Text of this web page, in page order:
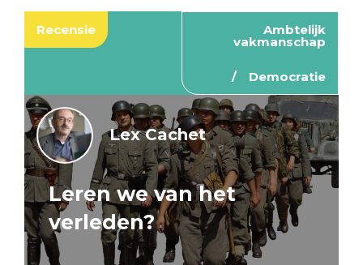
Recensie Ambtelijk
vakmanschap
Democratie
Lex Cachet
Leren we van het
verleden?